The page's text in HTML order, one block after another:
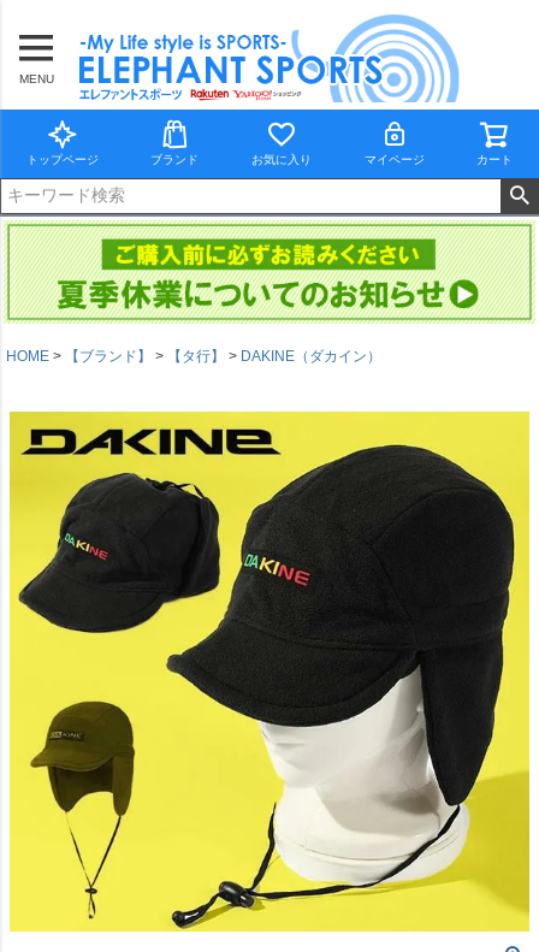
MENU
トップページ ブランド お気に入り マイページ カート
HOME 【ブランド】 【タ行】 DAKINE（ダカイン）